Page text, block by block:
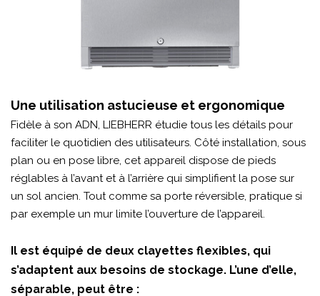
Une utilisation astucieuse et ergonomique
Fidèle à son ADN, LIEBHERR étudie tous les détails pour
faciliter le quotidien des utilisateurs. Côté installation, sous
plan ou en pose libre, cet appareil dispose de pieds
réglables à l’avant et à l’arrière qui simplifient la pose sur
un sol ancien. Tout comme sa porte réversible, pratique si
par exemple un mur limite l’ouverture de l’appareil.
Il est équipé de deux clayettes flexibles, qui
s’adaptent aux besoins de stockage. L’une d’elle,
séparable, peut être :